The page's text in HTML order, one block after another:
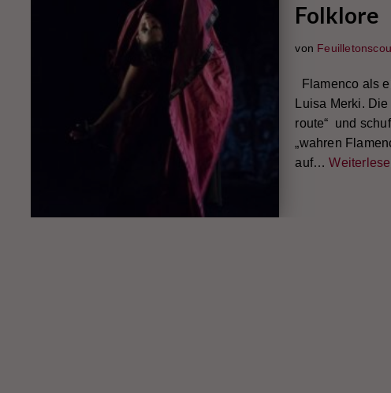
Folklore
von
Flamenco als
Luisa Merki.
route“ und
„wahren
auf…